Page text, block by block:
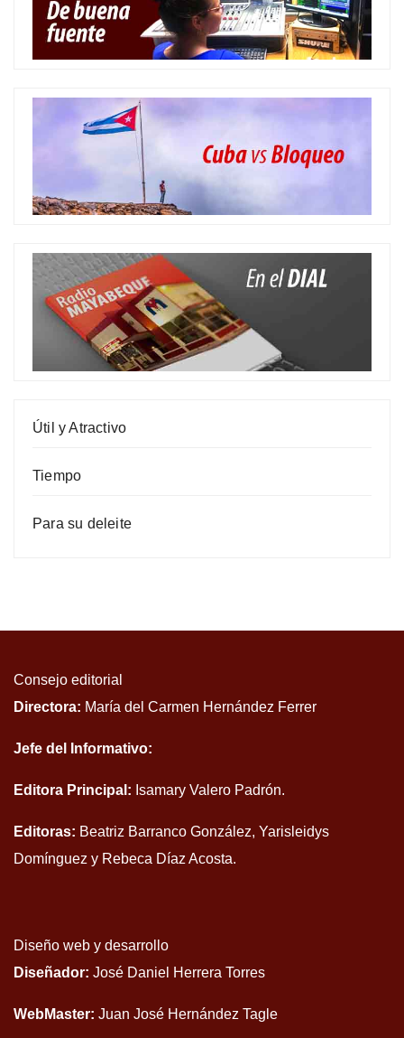
Útil y Atractivo
Tiempo
Para su deleite
Consejo editorial
Directora: María del Carmen Hernández Ferrer
Jefe del Informativo:
Editora Principal: Isamary Valero Padrón.
Editoras: Beatriz Barranco González, Yarisleidys
Domínguez y Rebeca Díaz Acosta.
Diseño web y desarrollo
Diseñador: José Daniel Herrera Torres
WebMaster: Juan José Hernández Tagle